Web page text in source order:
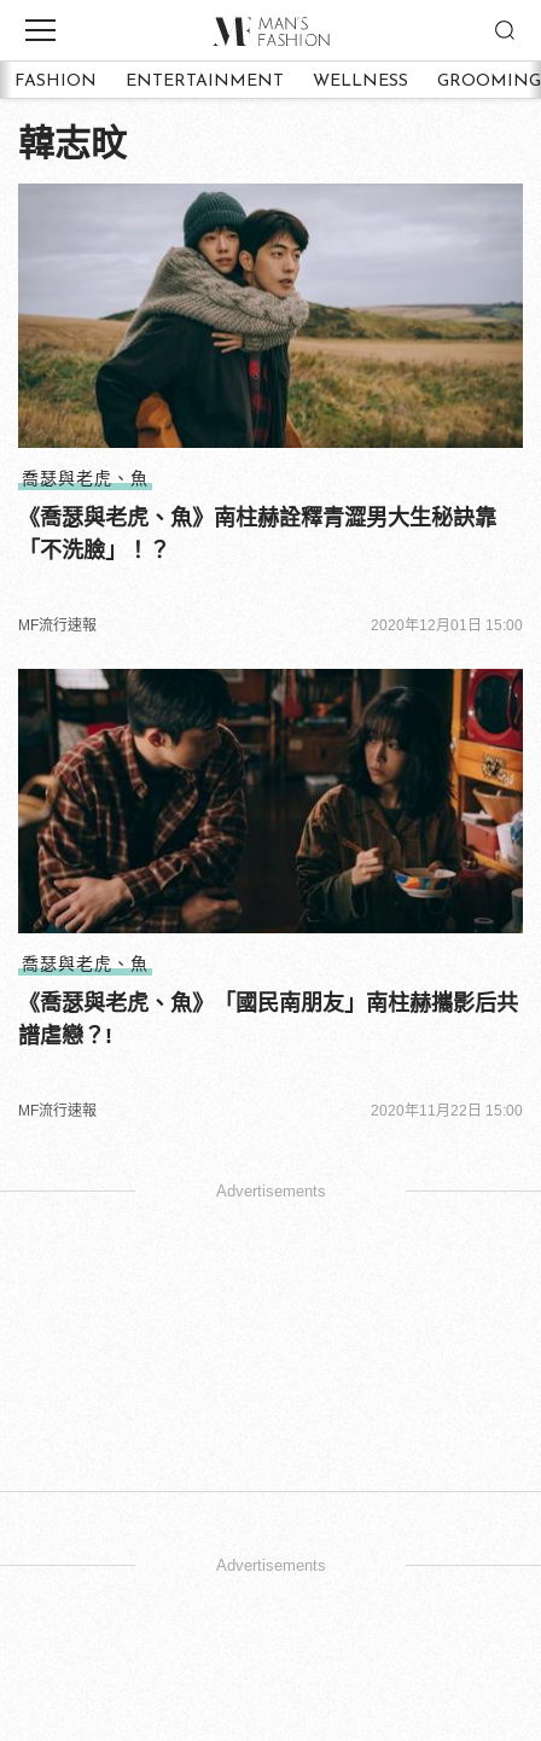
FASHION ENTERTAINMENT WELLNESS GROOMING
韓志旼
喬瑟與老虎、魚
《喬瑟與老虎、魚》南柱赫詮釋青澀男大生秘訣靠
「不洗臉」！？
MF流行速報 2020年12月01日 15:00
喬瑟與老虎、魚
《喬瑟與老虎、魚》「國民南朋友」南柱赫攜影后共
譜虐戀？!
MF流行速報 2020年11月22日 15:00
Advertisements
Advertisements